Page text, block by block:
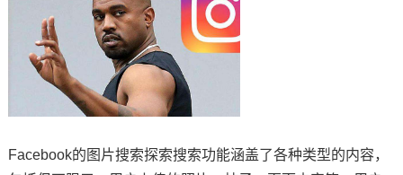
Facebook的图片搜索探索搜索功能涵盖了各种类型的内容，